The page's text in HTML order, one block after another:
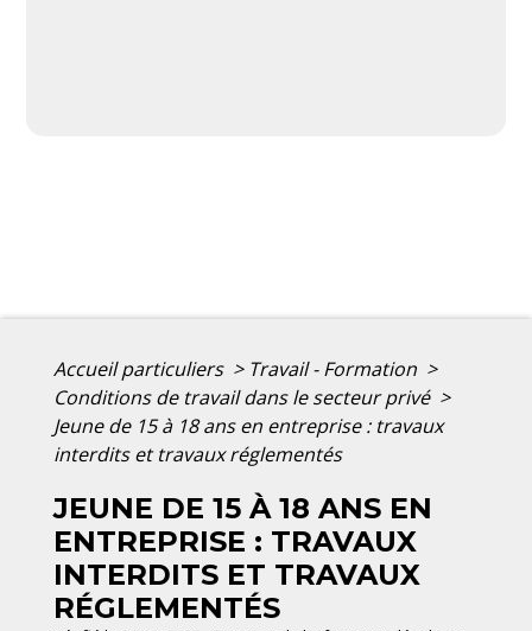
Accueil particuliers > Travail - Formation >
Conditions de travail dans le secteur privé >
Jeune de 15 à 18 ans en entreprise : travaux
interdits et travaux réglementés
JEUNE DE 15 À 18 ANS EN
ENTREPRISE : TRAVAUX
INTERDITS ET TRAVAUX
RÉGLEMENTÉS